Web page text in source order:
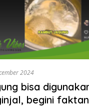
2024
bisa
begini